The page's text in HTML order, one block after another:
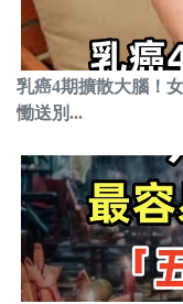
乳癌4期擴散大腦！
慟送別...